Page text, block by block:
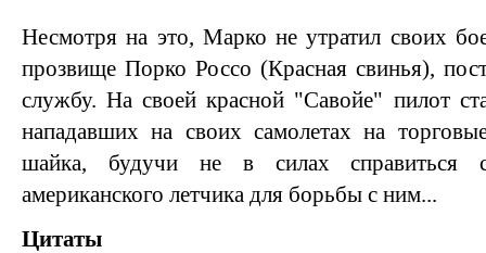
Несмотря на это, Марко не утратил своих
прозвище Порко Россо (Красная свинья),
службу. На своей красной "Савойе" пилот
нападавших на своих самолетах на
шайка, будучи не в силах справиться
американского летчика для борьбы с ним...
Цитаты